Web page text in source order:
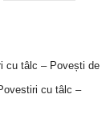
cu tâlc – Povești de
cu tâlc –